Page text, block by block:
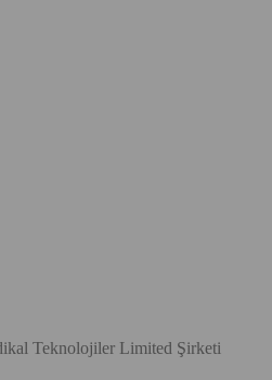
Teknolojiler Limited Şirketi